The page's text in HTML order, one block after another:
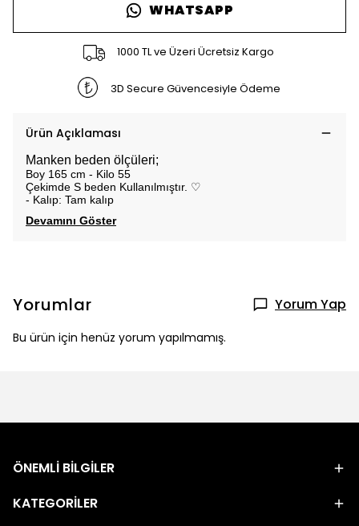
WHATSAPP
1000 TL ve Üzeri Ücretsiz Kargo
3D Secure Güvencesiyle Ödeme
Ürün Açıklaması
Manken beden ölçüleri;
Boy 165 cm - Kilo 55
Çekimde S beden Kullanılmıştır. ♡
- Kalıp: Tam kalıp
Devamını Göster
Yorumlar Yorum Yap
Bu ürün için henüz yorum yapılmamış.
ÖNEMLİ BİLGİLER
KATEGORİLER